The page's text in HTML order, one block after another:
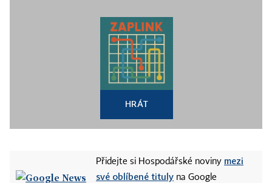
HRÁT
Přidejte si Hospodářské noviny mezi
své oblíbené tituly na Google